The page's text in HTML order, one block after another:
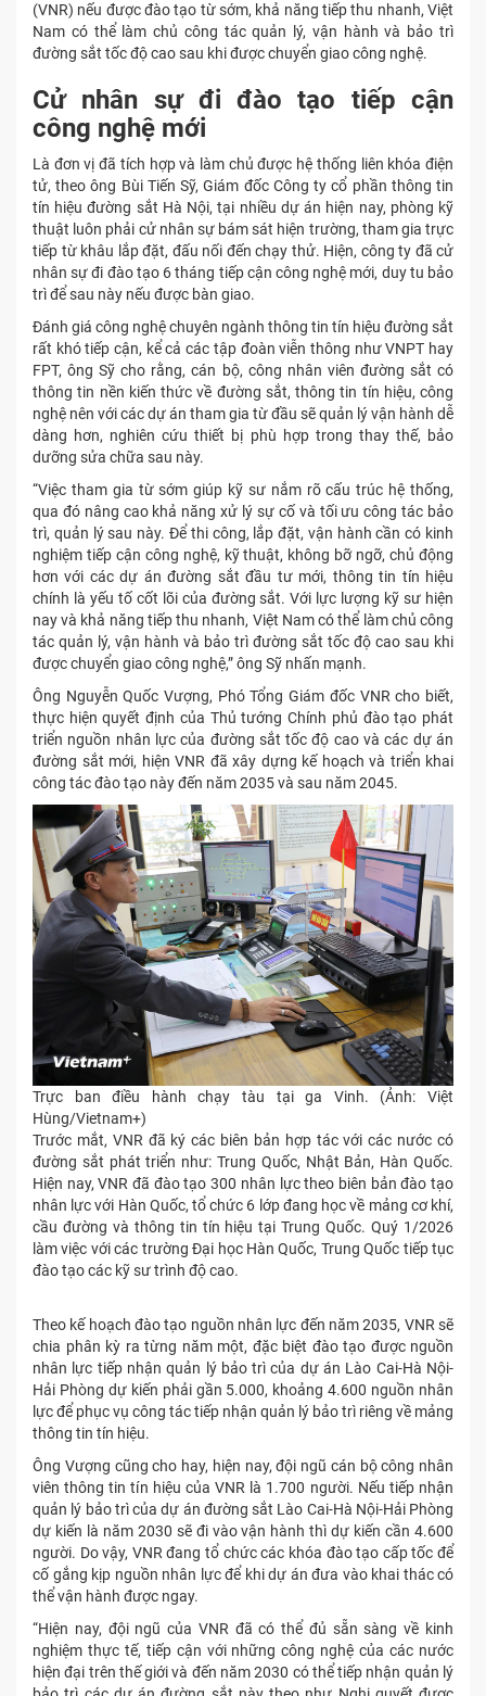
(VNR) nếu được đào tạo từ sớm, khả năng tiếp thu nhanh, Việt
Nam có thể làm chủ công tác quản lý, vận hành và bảo trì
đường sắt tốc độ cao sau khi được chuyển giao công nghệ.
Cử nhân sự đi đào tạo tiếp cận
công nghệ mới
Là đơn vị đã tích hợp và làm chủ được hệ thống liên khóa điện
tử, theo ông Bùi Tiến Sỹ, Giám đốc Công ty cổ phần thông tin
tín hiệu đường sắt Hà Nội, tại nhiều dự án hiện nay, phòng kỹ
thuật luôn phải cử nhân sự bám sát hiện trường, tham gia trực
tiếp từ khâu lắp đặt, đấu nối đến chạy thử. Hiện, công ty đã cử
nhân sự đi đào tạo 6 tháng tiếp cận công nghệ mới, duy tu bảo
trì để sau này nếu được bàn giao.
Đánh giá công nghệ chuyên ngành thông tin tín hiệu đường sắt
rất khó tiếp cận, kể cả các tập đoàn viễn thông như VNPT hay
FPT, ông Sỹ cho rằng, cán bộ, công nhân viên đường sắt có
thông tin nền kiến thức về đường sắt, thông tin tín hiệu, công
nghệ nên với các dự án tham gia từ đầu sẽ quản lý vận hành dễ
dàng hơn, nghiên cứu thiết bị phù hợp trong thay thế, bảo
dưỡng sửa chữa sau này.
“Việc tham gia từ sớm giúp kỹ sư nắm rõ cấu trúc hệ thống,
qua đó nâng cao khả năng xử lý sự cố và tối ưu công tác bảo
trì, quản lý sau này. Để thi công, lắp đặt, vận hành cần có kinh
nghiệm tiếp cận công nghệ, kỹ thuật, không bỡ ngỡ, chủ động
hơn với các dự án đường sắt đầu tư mới, thông tin tín hiệu
chính là yếu tố cốt lõi của đường sắt. Với lực lượng kỹ sư hiện
nay và khả năng tiếp thu nhanh, Việt Nam có thể làm chủ công
tác quản lý, vận hành và bảo trì đường sắt tốc độ cao sau khi
được chuyển giao công nghệ,” ông Sỹ nhấn mạnh.
Ông Nguyễn Quốc Vượng, Phó Tổng Giám đốc VNR cho biết,
thực hiện quyết định của Thủ tướng Chính phủ đào tạo phát
triển nguồn nhân lực của đường sắt tốc độ cao và các dự án
đường sắt mới, hiện VNR đã xây dựng kế hoạch và triển khai
công tác đào tạo này đến năm 2035 và sau năm 2045.
Trực ban điều hành chạy tàu tại ga Vinh. (Ảnh: Việt
Hùng/Vietnam+)
Trước mắt, VNR đã ký các biên bản hợp tác với các nước có
đường sắt phát triển như: Trung Quốc, Nhật Bản, Hàn Quốc.
Hiện nay, VNR đã đào tạo 300 nhân lực theo biên bản đào tạo
nhân lực với Hàn Quốc, tổ chức 6 lớp đang học về mảng cơ khí,
cầu đường và thông tin tín hiệu tại Trung Quốc. Quý 1/2026
làm việc với các trường Đại học Hàn Quốc, Trung Quốc tiếp tục
đào tạo các kỹ sư trình độ cao.
Theo kế hoạch đào tạo nguồn nhân lực đến năm 2035, VNR sẽ
chia phân kỳ ra từng năm một, đặc biệt đào tạo được nguồn
nhân lực tiếp nhận quản lý bảo trì của dự án Lào Cai-Hà Nội-
Hải Phòng dự kiến phải gần 5.000, khoảng 4.600 nguồn nhân
lực để phục vụ công tác tiếp nhận quản lý bảo trì riêng về mảng
thông tin tín hiệu.
Ông Vượng cũng cho hay, hiện nay, đội ngũ cán bộ công nhân
viên thông tin tín hiệu của VNR là 1.700 người. Nếu tiếp nhận
quản lý bảo trì của dự án đường sắt Lào Cai-Hà Nội-Hải Phòng
dự kiến là năm 2030 sẽ đi vào vận hành thì dự kiến cần 4.600
người. Do vậy, VNR đang tổ chức các khóa đào tạo cấp tốc để
cố gắng kịp nguồn nhân lực để khi dự án đưa vào khai thác có
thể vận hành được ngay.
“Hiện nay, đội ngũ của VNR đã có thể đủ sẵn sàng về kinh
nghiệm thực tế, tiếp cận với những công nghệ của các nước
hiện đại trên thế giới và đến năm 2030 có thể tiếp nhận quản lý